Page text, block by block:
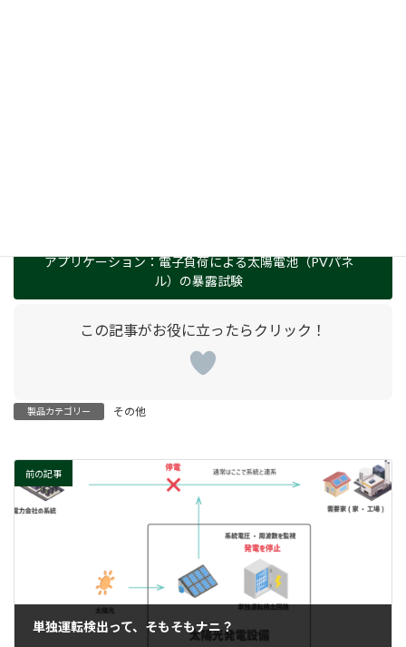
アプリケーション：電子負荷による太陽電池（PVパネ
ル）の暴露試験
製品カテゴリー その他
前の記事
単独運転検出って、そもそもナニ？